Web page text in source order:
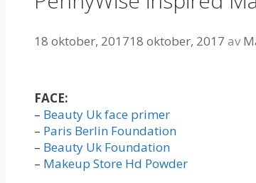
18 oktober, 201718 oktober, 2017 av
FACE:
– Beauty Uk face primer
– Paris Berlin Foundation
– Beauty Uk Foundation
– Makeup Store Hd Powder